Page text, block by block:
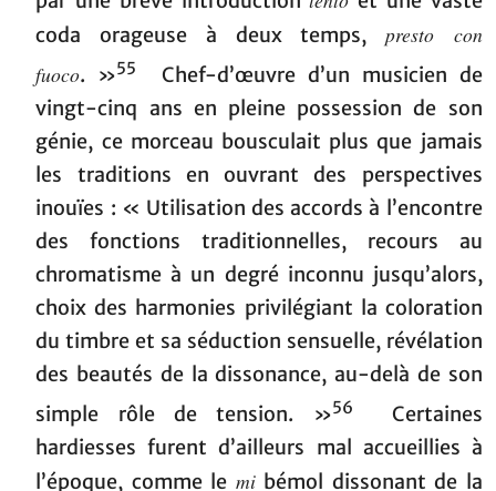
coda orageuse à deux temps, presto con
fuoco. »55
Chef-d’œuvre d’un musicien de
vingt-cinq ans en pleine possession de son
génie, ce morceau bousculait plus que jamais
les traditions en ouvrant des perspectives
inouïes : « Utilisation des accords à l’encontre
des fonctions traditionnelles, recours au
chromatisme à un degré inconnu jusqu’alors,
choix des harmonies privilégiant la coloration
du timbre et sa séduction sensuelle, révélation
des beautés de la dissonance, au-delà de son
simple rôle de tension. »56
Certaines
hardiesses furent d’ailleurs mal accueillies à
l’époque, comme le mibémol dissonant de la